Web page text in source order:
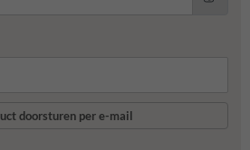
doorsturen per e-mail